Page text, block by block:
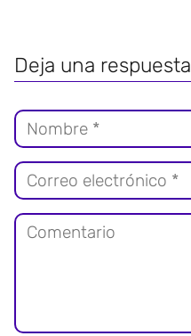
Deja una respuesta